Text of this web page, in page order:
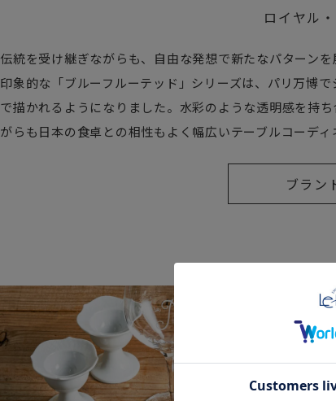
ロイヤル
伝統を受け継ぎながらも、自由な発想で新たなパターン
印象的な「ブルーフルーテッド」シリーズは、パリ万博
で描かれるようになりました。水彩のような透明感を持
がらも日本の食卓との相性もよく幅広いテーブルコーディ
ブラン